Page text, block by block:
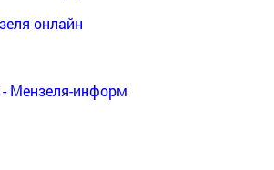
онлайн
Мензеля-информ